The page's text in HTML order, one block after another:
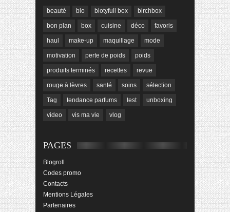
beauté bio biotyfull box birchbox
bon plan box cuisine déco favoris
haul make-up maquillage mode
motivation perte de poids poids
produits terminés recettes revue
rouge à lèvres santé soins sélection
Tag tendance parfums test unboxing
video vis ma vie vlog
PAGES
Blogroll
Codes promo
Contacts
Mentions Légales
Partenaires